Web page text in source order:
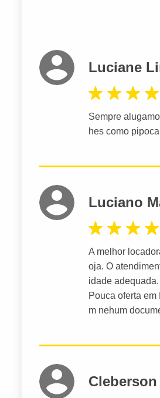
Luciane
Sempre
hes como
Luciano
A melhor
oja. O
idade
Pouca oferta
m nehum